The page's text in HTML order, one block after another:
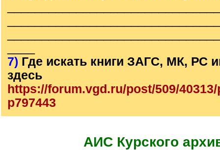
7) Где искать книги ЗАГС, МК, РС
здесь
https://forum.vgd.ru/post/509/
p797443
АИС Курского